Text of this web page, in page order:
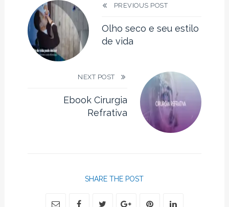
PREVIOUS POST
Olho seco e seu estilo
de vida
NEXT POST
Ebook Cirurgia
Refrativa
SHARE THE POST